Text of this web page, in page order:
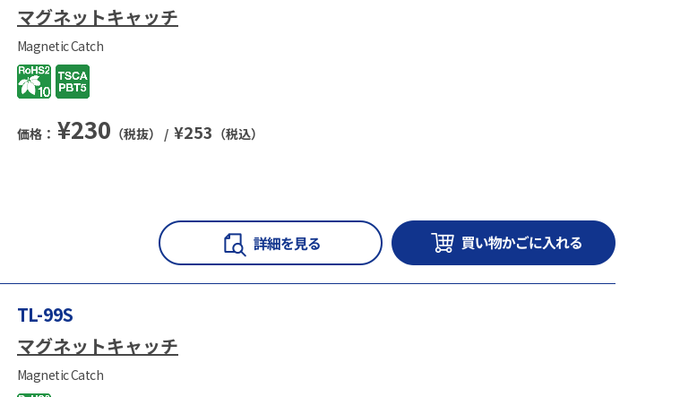
マグネットキャッチ
Magnetic Catch
価格： ¥230 （税抜） / ¥253 （税込）
TL-99S
マグネットキャッチ
Magnetic Catch